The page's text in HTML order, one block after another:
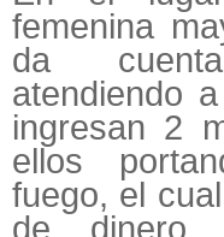
femenina
da
atendiendo
ingresan 2
ellos
fuego, el
de dinero